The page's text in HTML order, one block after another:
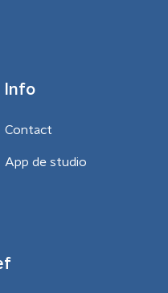
Info
Contact
App de studio